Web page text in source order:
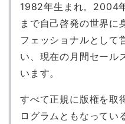
1982年生まれ。2004
まで自己啓発の世界に
フェッショナルとして
い、現在の月間セール
います。
すべて正規に版権を取
ログラムともなってい